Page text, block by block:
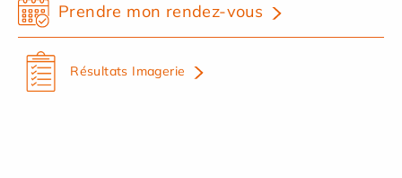
Prendre mon rendez-vous
Résultats Imagerie